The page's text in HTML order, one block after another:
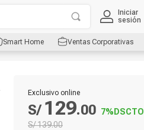
Iniciar
sesión
Smart Home Ventas Corporativas
Exclusivo online
S/ 129.00 7% DSCTO
S/139.00